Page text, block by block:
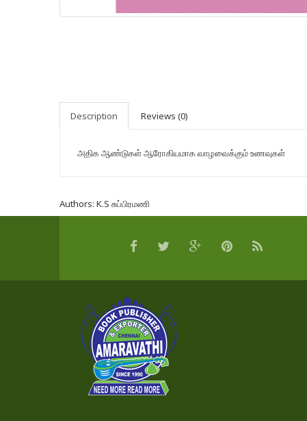
Description Reviews (0)
அதிக ஆண்டுகள் ஆரோகியமாக வாழவைக்கும் உணவுகள்
Authors: K.S சுப்பிரமணி